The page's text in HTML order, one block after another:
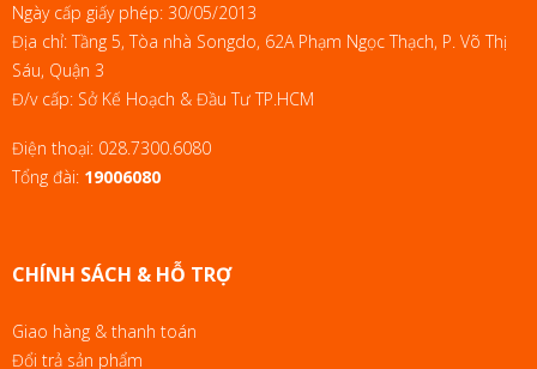
Ngày cấp giấy phép: 30/05/2013
Địa chỉ: Tầng 5, Tòa nhà Songdo, 62A Phạm Ngọc Thạch, P. Võ Thị
Sáu, Quận 3
Đ/v cấp: Sở Kế Hoạch & Đầu Tư TP.HCM
Điện thoại: 028.7300.6080
Tổng đài: 19006080
CHÍNH SÁCH & HỖ TRỢ
Giao hàng & thanh toán
Đổi trả sản phẩm